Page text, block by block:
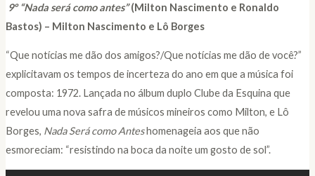
9º “Nada será como antes” (Milton Nascimento e Ronaldo
Bastos) – Milton Nascimento e Lô Borges
“Que notícias me dão dos amigos?/Que notícias me dão de você?”
explicitavam os tempos de incerteza do ano em que a música foi
composta: 1972. Lançada no álbum duplo Clube da Esquina que
revelou uma nova safra de músicos mineiros como Milton, e Lô
Borges, Nada Será como Anteshomenageia aos que não
esmoreciam: “resistindo na boca da noite um gosto de sol”.